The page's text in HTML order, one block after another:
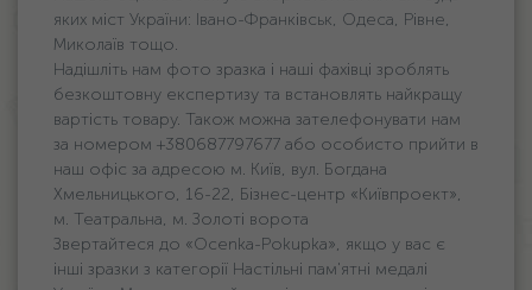
яких міст України: Івано-Франківськ, Одеса, Рівне,
Миколаїв тощо.
Надішліть нам фото зразка і наші фахівці зроблять
безкоштовну експертизу та встановлять найкращу
вартість товару. Також можна зателефонувати нам
за номером +380687797677 або особисто прийти в
наш офіс за адресою м. Київ, вул. Богдана
Хмельницького, 16-22, Бізнес-центр «Київпроект»,
м. Театральна, м. Золоті ворота
Звертайтеся до «Ocenka-Pokupka», якщо у вас є
інші зразки з категорії Настільні пам'ятні медалі